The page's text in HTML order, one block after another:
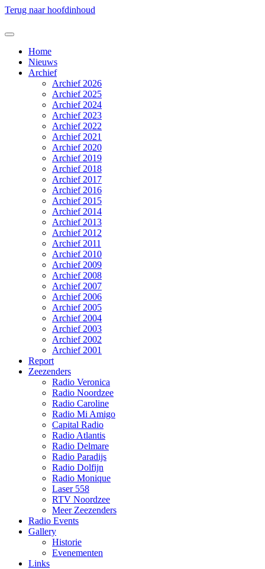
Terug naar hoofdinhoud
Home
Nieuws
Archief
Archief 2026
Archief 2025
Archief 2024
Archief 2023
Archief 2022
Archief 2021
Archief 2020
Archief 2019
Archief 2018
Archief 2017
Archief 2016
Archief 2015
Archief 2014
Archief 2013
Archief 2012
Archief 2011
Archief 2010
Archief 2009
Archief 2008
Archief 2007
Archief 2006
Archief 2005
Archief 2004
Archief 2003
Archief 2002
Archief 2001
Report
Zeezenders
Radio Veronica
Radio Noordzee
Radio Caroline
Radio Mi Amigo
Capital Radio
Radio Atlantis
Radio Delmare
Radio Paradijs
Radio Dolfijn
Radio Monique
Laser 558
RTV Noordzee
Meer Zeezenders
Radio Events
Gallery
Historie
Evenementen
Links